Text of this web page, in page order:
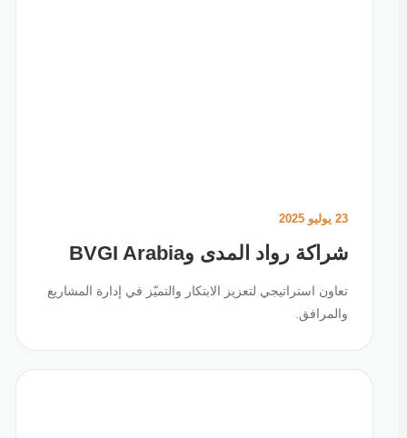
23 يوليو 2025
شراكة رواد المدى وBVGI Arabia
تعاون استراتيجي لتعزيز الابتكار والتميّز في إدارة المشاريع
والمرافق.